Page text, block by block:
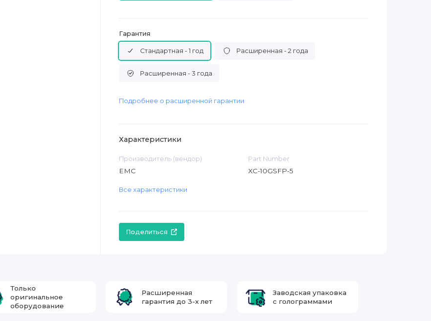
Гарантия
Стандартная - 1 год Расширенная - 2 года
Расширенная - 3 года
Подробнее о расширенной гарантии
Характеристики
Производитель (вендор)
EMC
Part Number
XC-10GSFP-5
Все характеристики
Поделиться
Только
оригинальное
оборудование
Расширенная
гарантия до 3-х лет
Заводская упаковка
с голограммами